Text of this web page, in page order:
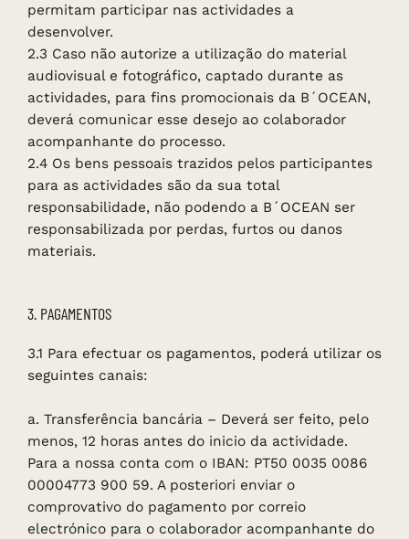
permitam participar nas actividades a
desenvolver.
2.3 Caso não autorize a utilização do material
audiovisual e fotográfico, captado durante as
actividades, para fins promocionais da B´OCEAN,
deverá comunicar esse desejo ao colaborador
acompanhante do processo.
2.4 Os bens pessoais trazidos pelos participantes
para as actividades são da sua total
responsabilidade, não podendo a B´OCEAN ser
responsabilizada por perdas, furtos ou danos
materiais.
3. PAGAMENTOS
3.1 Para efectuar os pagamentos, poderá utilizar os
seguintes canais:
a. Transferência bancária – Deverá ser feito, pelo
menos, 12 horas antes do inicio da actividade.
Para a nossa conta com o IBAN: PT50 0035 0086
00004773 900 59. A posteriori enviar o
comprovativo do pagamento por correio
electrónico para o colaborador acompanhante do